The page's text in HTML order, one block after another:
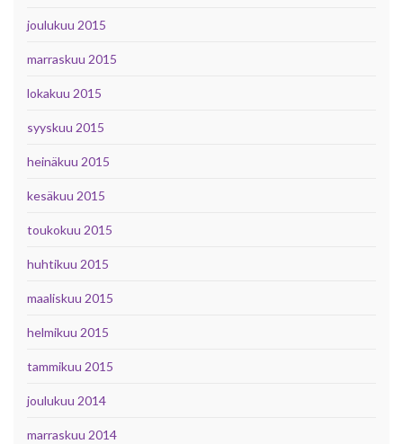
joulukuu 2015
marraskuu 2015
lokakuu 2015
syyskuu 2015
heinäkuu 2015
kesäkuu 2015
toukokuu 2015
huhtikuu 2015
maaliskuu 2015
helmikuu 2015
tammikuu 2015
joulukuu 2014
marraskuu 2014